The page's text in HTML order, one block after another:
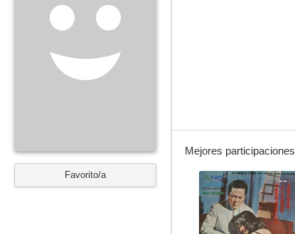
Favorito/a
Mejores participaciones
--